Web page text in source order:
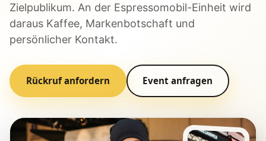
Zielpublikum. An der Espressomobil-Einheit wird
daraus Kaffee, Markenbotschaft und
persönlicher Kontakt.
Rückruf anfordern Event anfragen